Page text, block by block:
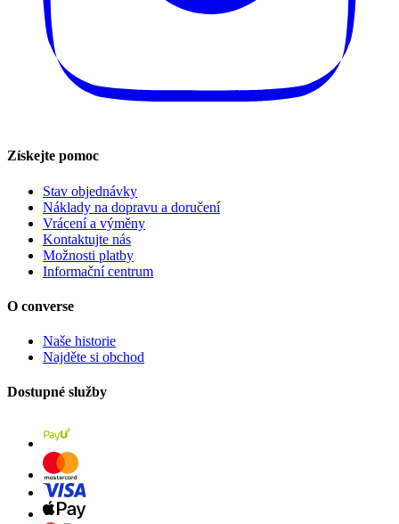
Získejte pomoc
Stav objednávky
Náklady na dopravu a doručení
Vrácení a výměny
Kontaktujte nás
Možnosti platby
Informační centrum
O converse
Naše historie
Najděte si obchod
Dostupné služby